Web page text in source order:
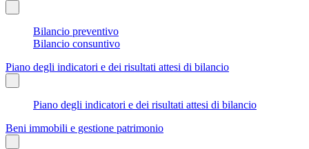
Bilancio preventivo
Bilancio consuntivo
Piano degli indicatori e dei risultati attesi di bilancio
Piano degli indicatori e dei risultati attesi di bilancio
Beni immobili e gestione patrimonio